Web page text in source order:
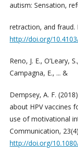
autism: Sensation,
retraction, and fraud.
http://doi.org/
Reno, J. E., O’Leary,
Campagna, E., ... &
Dempsey, A. F.
about HPV vaccines
use of motivational
Communication,
http://doi.org/